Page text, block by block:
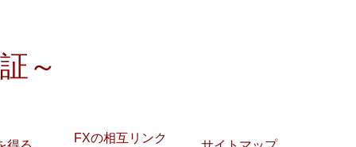
～
FXの相互リンク